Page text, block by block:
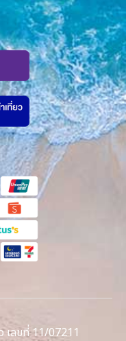
เลขที่ 11/07211